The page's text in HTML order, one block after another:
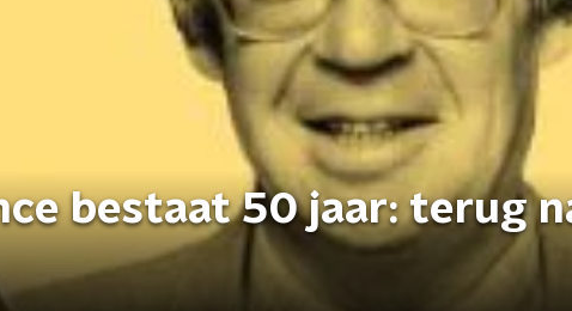
bestaat 50 jaar: terug